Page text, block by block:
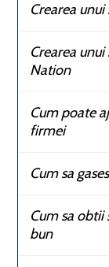
Crearea
Crearea
Nation
Cum poate
firmei
Cum sa
Cum sa obtii
bun